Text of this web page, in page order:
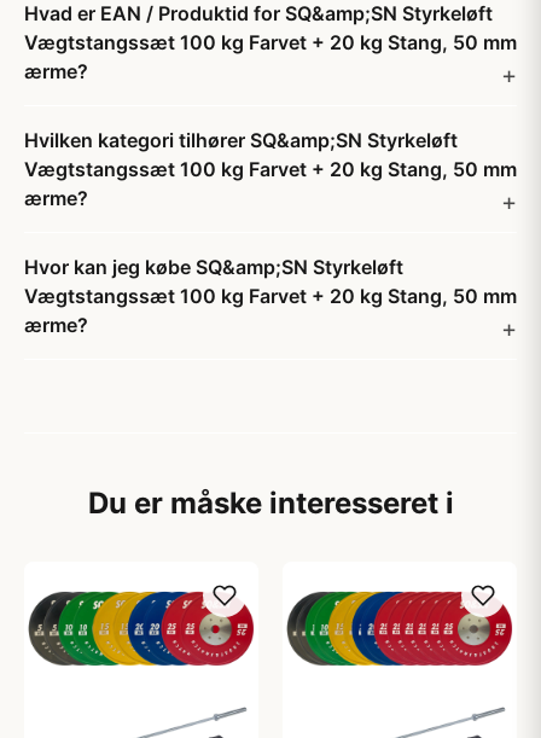
Hvad er EAN / Produktid for SQ&amp;SN Styrkeløft
Vægtstangssæt 100 kg Farvet + 20 kg Stang, 50 mm
ærme?
Hvilken kategori tilhører SQ&amp;SN Styrkeløft
Vægtstangssæt 100 kg Farvet + 20 kg Stang, 50 mm
ærme?
Hvor kan jeg købe SQ&amp;SN Styrkeløft
Vægtstangssæt 100 kg Farvet + 20 kg Stang, 50 mm
ærme?
Du er måske interesseret i